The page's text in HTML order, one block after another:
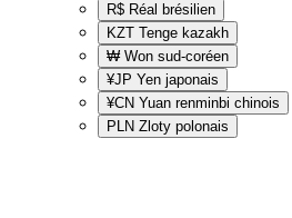
R$ Réal brésilien
KZT Tenge kazakh
₩ Won sud-coréen
¥JP Yen japonais
¥CN Yuan renminbi chinois
PLN Zloty polonais